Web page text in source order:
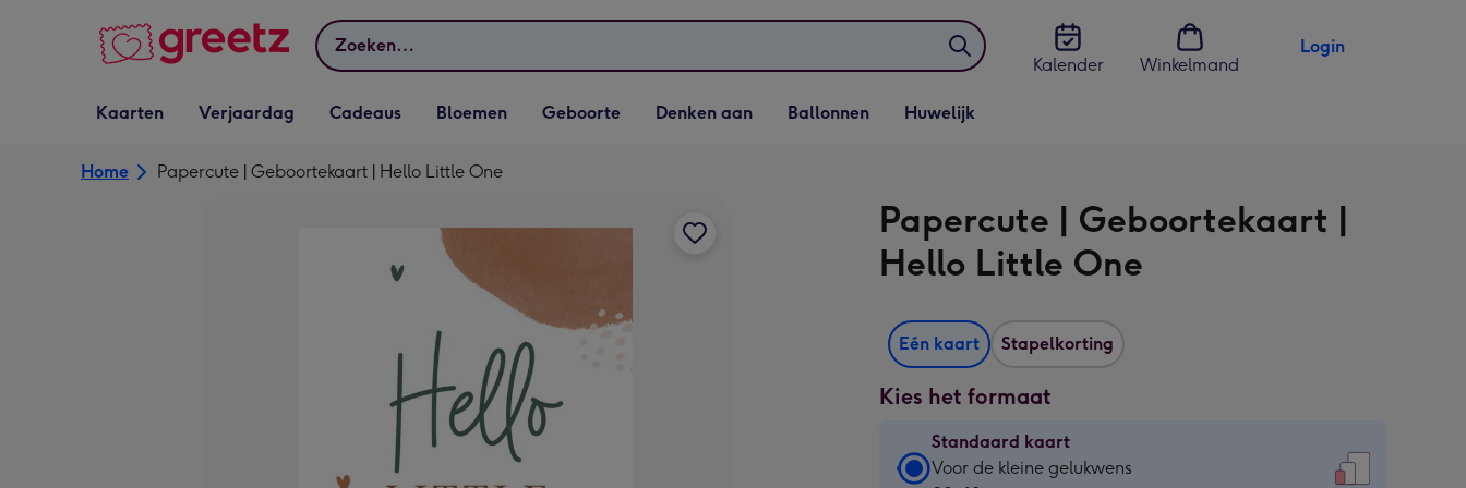
Zoeken
Kalender
Winkelmand
Login
Vervolgkeuzelijst
Kaarten openen
Kaarten
Vervolgkeuzelijst
Verjaardag openen
Verjaardag
Vervolgkeuzelijst
Cadeaus openen
Cadeaus
Vervolgkeuzelijst
Bloemen openen
Bloemen
Vervolgkeuzelijst
Geboorte openen
Geboorte
Vervolgkeuzelijst
Denken aan openen
Denken aan
Vervolgkeuzelijst
Ballonnen openen
Ballonnen
Vervolgkeuzelijst
Huwelijk openen
Huwelijk
Home Papercute | Geboortekaart | Hello Little One
Papercute | Geboortekaart |
Hello Little One
Eén kaart Stapelkorting
Kies het formaat
Standaard kaart
Standaard
Voor de kleine gelukwens